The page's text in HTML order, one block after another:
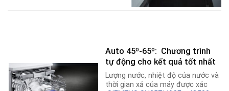
Auto 45º-65º: Chương trình
tự động cho kết quả tốt nhất
Lượng nước, nhiệt độ của nước và
thời gian xả của máy được xác